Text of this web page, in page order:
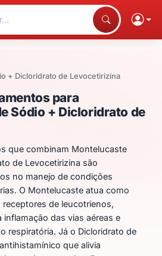
+ Dicloridrato de Levocetirizina
para
para
Sódio + Dicloridrato de
que combinam Montelucaste
de Levocetirizina são
no manejo de condições
O Montelucaste atua como
de leucotrienos,
inflamação das vias aéreas e
respiratória. Já o Dicloridrato de
que alivia